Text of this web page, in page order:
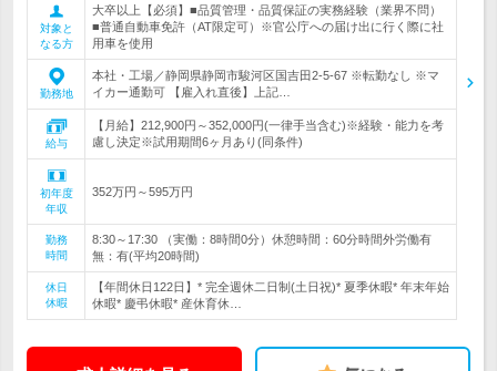
対象と
なる方
大卒以上【必須】■品質管理・品質保証の実務経験（業界不問）
■普通自動車免許（AT限定可）※官公庁への届け出に行く際に社
用車を使用
勤務地
本社・工場／静岡県静岡市駿河区国吉田2-5-67 ※転勤なし ※マ
イカー通勤可 【雇入れ直後】上記…
給与
【月給】212,900円～352,000円(一律手当含む)※経験・能力を考
慮し決定※試用期間6ヶ月あり(同条件)
初年度
年収
352万円～595万円
勤務
時間
8:30～17:30 （実働：8時間0分）休憩時間：60分時間外労働有
無：有(平均20時間)
休日
休暇
【年間休日122日】* 完全週休二日制(土日祝)* 夏季休暇* 年末年始
休暇* 慶弔休暇* 産休育休…